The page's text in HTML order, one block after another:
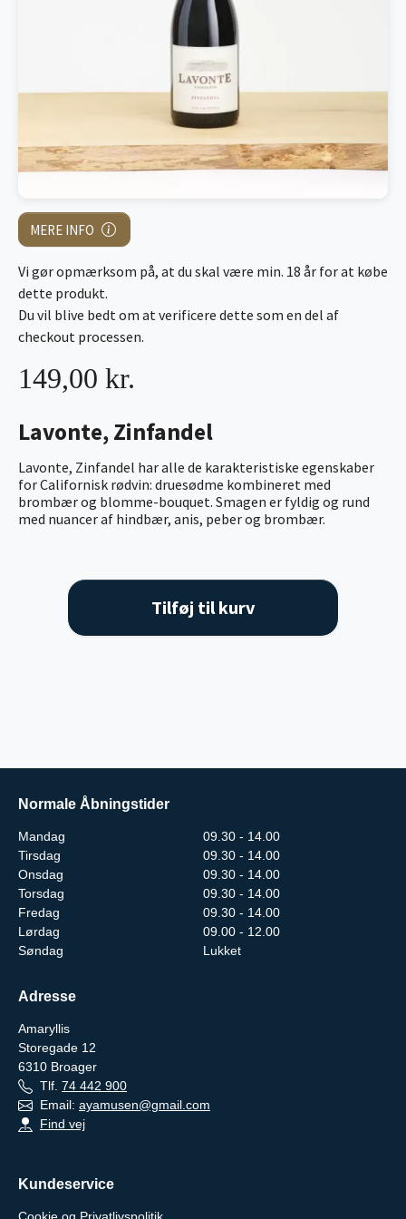
MERE INFO
Lavonte, Zinfandel
Lavonte, Zinfandel har alle de karakteristiske egenskaber
for Californisk rødvin: druesødme kombineret med
brombær og blomme-bouquet. Smagen er fyldig og rund
med nuancer af hindbær, anis, peber og brombær.
149,00 kr.
Vi gør opmærksom på, at du skal være min. 18 år for at købe
dette produkt.
Du vil blive bedt om at verificere dette som en del af
checkout processen.
Tilføj til kurv
Normale Åbningstider
Mandag
09.30 - 14.00
Tirsdag
09.30 - 14.00
Onsdag
09.30 - 14.00
Torsdag
09.30 - 14.00
Fredag
09.30 - 14.00
Lørdag
09.00 - 12.00
Søndag
Lukket
Adresse
Amaryllis
Storegade 12
6310 Broager
Tlf. 74 442 900
Email: ayamusen@gmail.com
Find vej
Kundeservice
Cookie og Privatlivspolitik